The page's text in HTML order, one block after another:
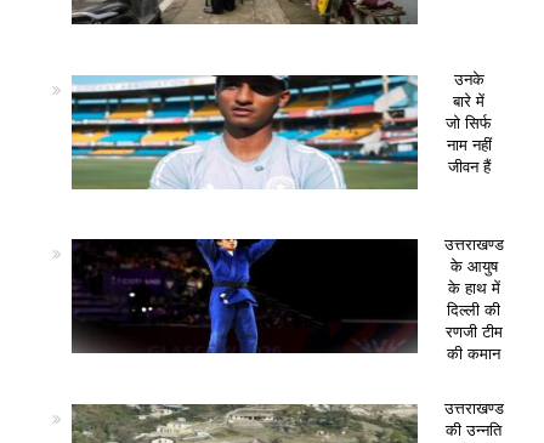
उनके
बारे में
जो सिर्फ
नाम नहीं
जीवन हैं
उत्तराखण्ड
के आयुष
के हाथ में
दिल्ली की
रणजी टीम
की कमान
उत्तराखण्ड
की उन्नति